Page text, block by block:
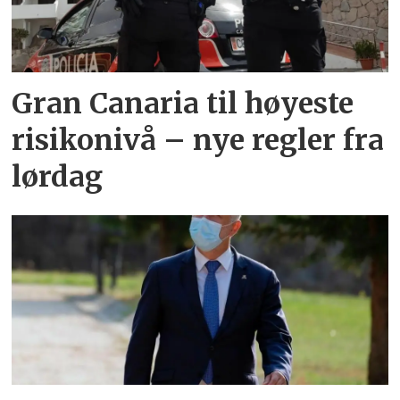
Gran Canaria til høyeste
risikonivå –⁠ nye regler fra
lørdag